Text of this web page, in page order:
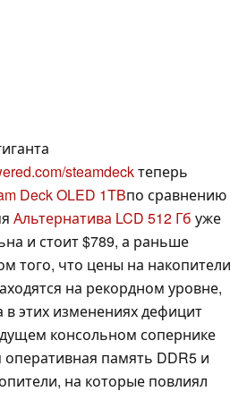
steamdeckтеперь
Deck OLED 1TBпо сравнению
Альтернатива LCD 512 Гб уже
и стоит $789, а раньше
того, что цены на накопители
на рекордном уровне,
этих изменениях дефицит
консольном сопернике
оперативная память DDR5 и
на которые повлиял